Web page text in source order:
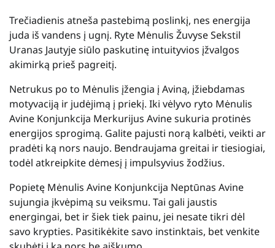
Trečiadienis atneša pastebimą poslinkį, nes energija
juda iš vandens į ugnį. Ryte Mėnulis Žuvyse Sekstil
Uranas Jautyje siūlo paskutinę intuityvios įžvalgos
akimirką prieš pagreitį.
Netrukus po to Mėnulis įžengia į Aviną, įžiebdamas
motyvaciją ir judėjimą į priekį. Iki vėlyvo ryto Mėnulis
Avine Konjunkcija Merkurijus Avine sukuria protinės
energijos sprogimą. Galite pajusti norą kalbėti, veikti ar
pradėti ką nors naujo. Bendraujama greitai ir tiesiogiai,
todėl atkreipkite dėmesį į impulsyvius žodžius.
Popietę Mėnulis Avine Konjunkcija Neptūnas Avine
sujungia įkvėpimą su veiksmu. Tai gali jaustis
energingai, bet ir šiek tiek painu, jei nesate tikri dėl
savo krypties. Pasitikėkite savo instinktais, bet venkite